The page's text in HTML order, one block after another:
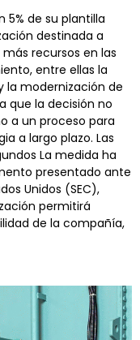
de su plantilla
destinada a
recursos en las
entre ellas la
la modernización de
que la decisión no
a un proceso para
a largo plazo. Las
La medida ha
presentado ante
Unidos (SEC),
permitirá
de la compañía,